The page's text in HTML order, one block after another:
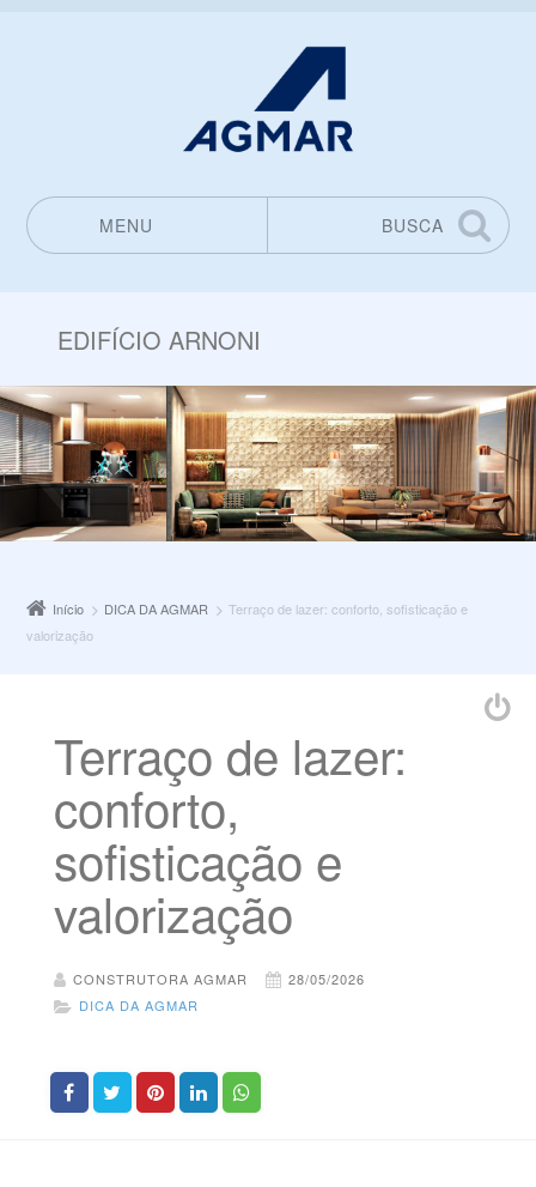
MENU
BUSCA
EDIFÍCIO ARNONI
Início DICA DA AGMAR
Terraço de lazer: conforto, sofisticação e
valorização
Terraço de lazer:
conforto,
sofisticação e
valorização
CONSTRUTORA AGMAR
28/05/2026
DICA DA AGMAR